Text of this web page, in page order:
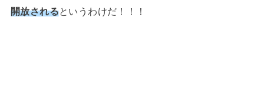
開放されるというわけだ！！！